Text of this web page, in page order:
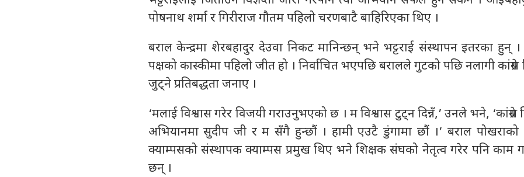
पोषनाथ शर्मा र गिरीराज गौतम पहिलो चरणबाटै बाहिरिएका थिए ।
बराल केन्द्रमा शेरबहादुर देउवा निकट मानिन्छन् भने भट्टराई संस्थापन इतरका हुन्
पक्षको कास्कीमा पहिलो जीत हो । निर्वाचित भएपछि बरालले गुटको पछि नलागी कांग्रेस
जुट्ने प्रतिबद्धता जनाए ।
‘मलाई विश्वास गरेर विजयी गराउनुभएको छ । म विश्वास टुट्न दिन्नँ,’ उनले भने, ‘कांग्रेस
अभियानमा सुदीप जी र म सँगै हुन्छौं । हामी एउटै डुंगामा छौं ।’ बराल पोखराको
क्याम्पसको संस्थापक क्याम्पस प्रमुख थिए भने शिक्षक संघको नेतृत्व गरेर पनि काम
छन् ।